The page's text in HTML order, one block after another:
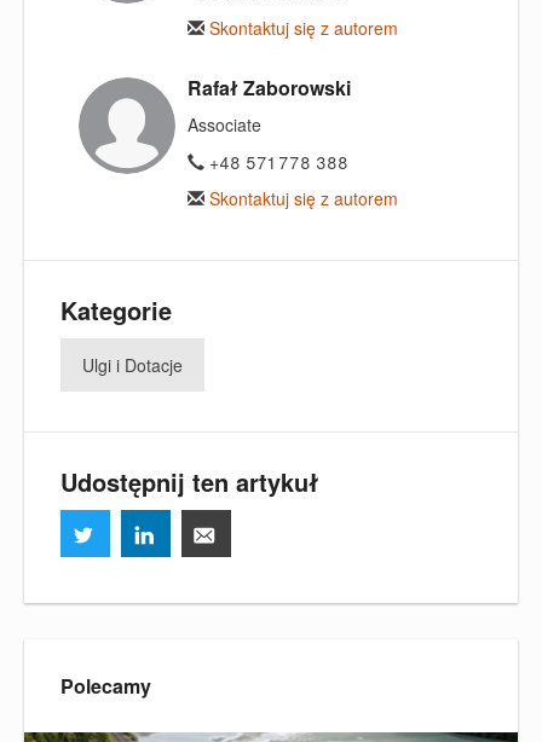
Skontaktuj się z autorem
Rafał Zaborowski
Associate
+48 571 778 388
Skontaktuj się z autorem
Kategorie
Ulgi i Dotacje
Udostępnij ten artykuł
Polecamy